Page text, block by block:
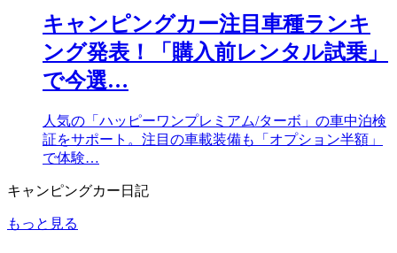
キャンピングカー注目車種ランキ
ング発表！「購入前レンタル試乗」
で今選…
人気の「ハッピーワンプレミアム/ターボ」の車中泊検
証をサポート。注目の車載装備も「オプション半額」
で体験…
キャンピングカー日記
もっと見る